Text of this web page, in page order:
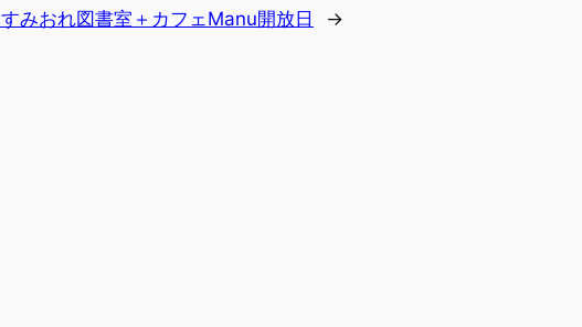
すみおれ図書室＋カフェManu開放日 →